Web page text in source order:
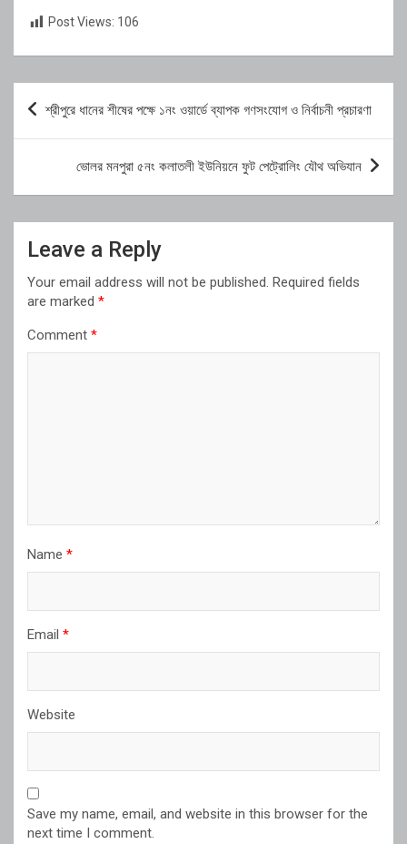
Post Views: 106
Post
navigation
শ্রীপুরে ধানের শীষের পক্ষে ১নং ওয়ার্ডে ব্যাপক গণসংযোগ ও নির্বাচনী প্রচারণা
ভোলর মনপুরা ৫নং কলাতলী ইউনিয়নে ফুট পেট্রোলিং যৌথ অভিযান
Leave a Reply
Your email address will not be published. Required fields
are marked *
Comment *
Name *
Email *
Website
Save my name, email, and website in this browser for the
next time I comment.